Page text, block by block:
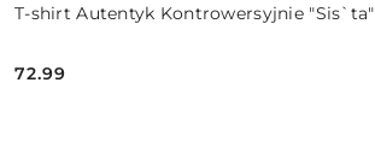
T-shirt Autentyk Kontrowersyjnie "Sis`ta"
Cena:
72.99